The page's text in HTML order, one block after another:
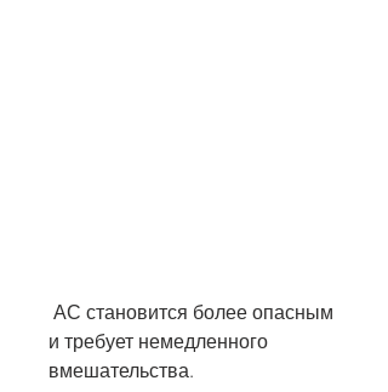
и требует немедленного
вмешательства.